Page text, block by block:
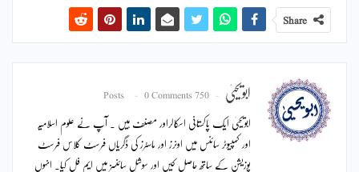
Share
ابویحییٰ 750 Posts
0 Comments
ابویحییٰ ایک پاکستانی اسکالراور مصنف ہیں ۔ آپ نے علوم اسلامیہ
اور کمپیوٹر سائنس میں اونرز اور ماسٹرز کی ڈگریاں فرسٹ کلاس فرسٹ
پوزیشن کے ساتھ حاصل کیں اور سوشل سائنسز میں ایم فل کیا۔ انہوں